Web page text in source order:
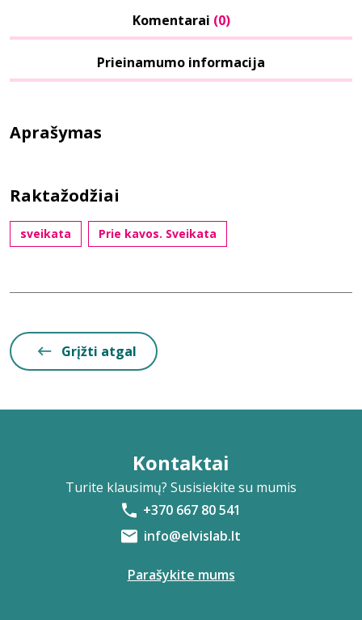
Komentarai (0)
Prieinamumo informacija
Aprašymas
Raktažodžiai
sveikata Prie kavos. Sveikata
Grįžti atgal
Kontaktai
Turite klausimų? Susisiekite su mumis
+370 667 80 541
info@elvislab.lt
Parašykite mums